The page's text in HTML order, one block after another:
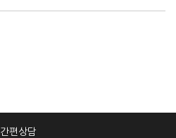
간편상담